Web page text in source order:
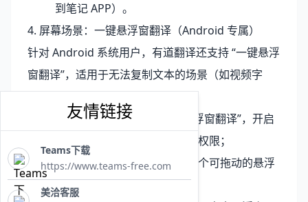
到笔记 APP）。
4. 屏幕场景：一键悬浮窗翻译（Android 专属）
针对 Android 系统用户，有道翻译还支持 “一键悬浮
窗翻译”，适用于无法复制文本的场景（如视频字
幕、加密文档）：
进入有道翻译 APP “设置 - 悬浮窗翻译”，开启
“悬浮窗权限” 并授予相关系统权限；
返回手机桌面，屏幕会显示一个可拖动的悬浮
窗（默认样式为 “Y” 图标）；
友情链接
Teams下载
https://www.teams-free.com
美洽客服